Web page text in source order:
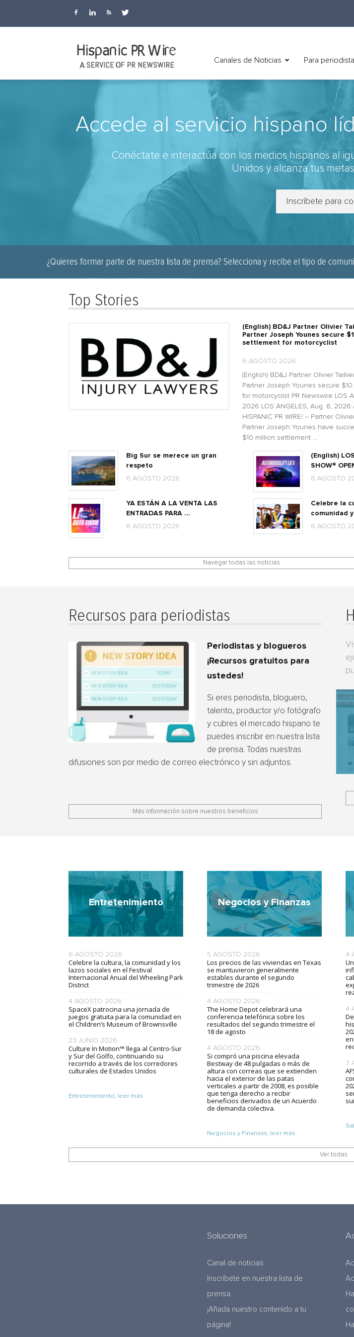
Wire
Canales de Noticias Para
Accede al servicio hispano
Conéctate e interactúa con los medios hispanos al
Unidos y alcanza tus
Inscríbete para
¿Quieres formar parte de nuestra lista de prensa? Selecciona y recibe el tipo de
Top Stories
(English) BD&J Partner Olivier
Partner Joseph Younes secure
settlement for motorcyclist
6 AGOSTO 2026
(English) BD&J Partner Olivier
Partner Joseph Younes secure
for motorcyclist PR Newswire LOS
2026 LOS ANGELES, Aug. 6, 2026
HISPANIC PR WIRE/ -- Partner
Partner Joseph Younes have
$10 million settlement ...
Big Sur se merece un gran
respeto
6 AGOSTO 2026
(English)
SHOW®
6 AGOSTO
YA ESTÁN A LA VENTA LAS
ENTRADAS PARA ...
6 AGOSTO 2026
Celebre la
comunidad
6 AGOSTO
Navegar todas las noticias
Recursos para periodistas
Periodistas y blogueros
¡Recursos gratuitos para
ustedes!
Si eres periodista, bloguero,
talento, productor y/o fotógrafo
y cubres el mercado hispano te
puedes inscribir en nuestra lista
de prensa. Todas nuestras
difusiones son por medio de correo electrónico y sin adjuntos.
Más información sobre nuestros beneficios
Entretenimiento
6 AGOSTO 2026
Celebre la cultura, la comunidad y los
lazos sociales en el Festival
Internacional Anual del Wheeling Park
District
4 AGOSTO 2026
SpaceX patrocina una jornada de
juegos gratuita para la comunidad en
el Children’s Museum of Brownsville
23 JUNIO 2026
Culture In Motion™ llega al Centro-Sur
y Sur del Golfo, continuando su
recorrido a través de los corredores
culturales de Estados Unidos
Entretenimiento, leer más
Negocios y Finanzas
5 AGOSTO 2026
Los precios de las viviendas en Texas
se mantuvieron generalmente
estables durante el segundo
trimestre de 2026
4 AGOSTO 2026
The Home Depot celebrará una
conferencia telefónica sobre los
resultados del segundo trimestre el
18 de agosto
4 AGOSTO 2026
Si compró una piscina elevada
Bestway de 48 pulgadas o más de
altura con correas que se extienden
hacia el exterior de las patas
verticales a partir de 2008, es posible
que tenga derecho a recibir
beneficios derivados de un Acuerdo
de demanda colectiva.
Negocios y Finanzas, leer más
4
4
3
Ver todas
Soluciones
Canal de noticias
Inscríbete en nuestra lista de
prensa
¡Añada nuestro contenido a tu
página!